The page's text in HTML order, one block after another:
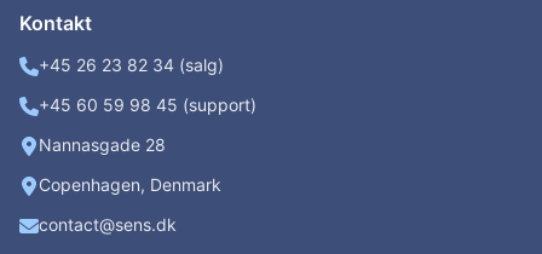
Kontakt
+45 26 23 82 34 (salg)
+45 60 59 98 45 (support)
Nannasgade 28
Copenhagen, Denmark
contact@sens.dk